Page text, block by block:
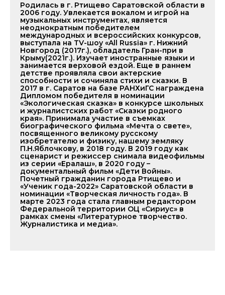
Родилась в г. Ртищево Саратовской области в
2006 году. Увлекается вокалом и игрой на
музыкальных инструментах, является
неоднократным победителем
международных и всероссийских конкурсов,
выступала на TV-шоу «All Russia» г. Нижний
Новгород (2017г.), обладатель Гран-при в
Крыму(2021г.). Изучает иностранные языки и
занимается верховой ездой. Еще в раннем
детстве проявляла свои актерские
способности и сочиняла стихи и сказки. В
2017 в г. Саратов на базе РАНХиГС награждена
Дипломом победителя в номинации
«Экологическая сказка» в конкурсе школьных
и журналистских работ «Сказки родного
края». Принимала участие в съемках
биографического фильма «Мечта о свете»,
посвященного великому русскому
изобретателю и физику, нашему земляку
П.Н.Яблочкову, в 2018 году. В 2019 году как
сценарист и режиссер снимала видеофильмы
из серии «Ералаш», в 2020 году –
документальный фильм «Дети Войны».
Почетный гражданин города Ртищево и
«Ученик года-2022» Саратовской области в
номинации «Творческая личность года». В
марте 2023 года стала главным редактором
Федеральной территории ОЦ «Сириус» в
рамках смены «Литературное творчество.
Журналистика и медиа».